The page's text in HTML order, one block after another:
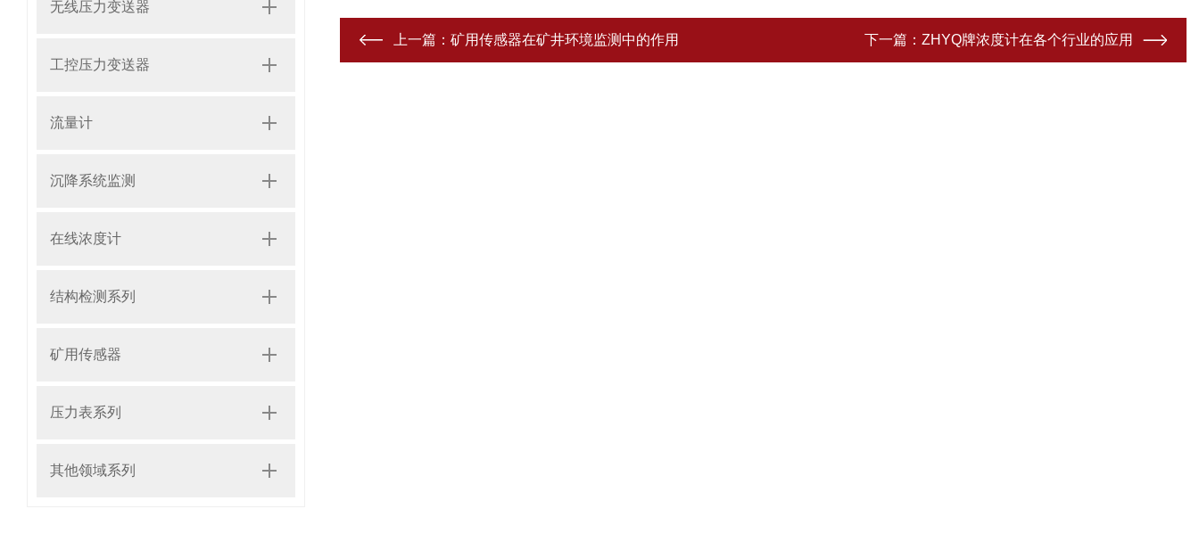
无线压力变送器
工控压力变送器
流量计
沉降系统监测
在线浓度计
结构检测系列
矿用传感器
压力表系列
其他领域系列
上一篇： 矿用传感器在矿井环境监测中的作用 下一篇： ZHYQ牌浓度计在各个行业的应用